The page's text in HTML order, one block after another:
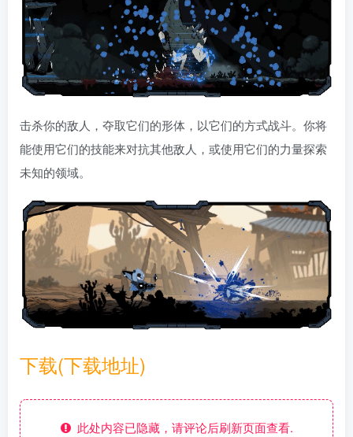
击杀你的敌人，夺取它们的形体，以它们的方式战斗。你将
能使用它们的技能来对抗其他敌人，或使用它们的力量探索
未知的领域。
下载(下载地址)
此处内容已隐藏，请评论后刷新页面查看.